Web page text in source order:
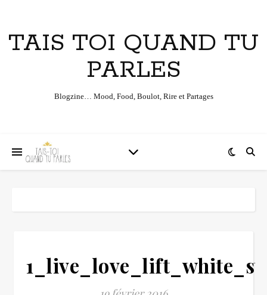
TAIS TOI QUAND TU
PARLES
Blogzine… Mood, Food, Boulot, Rire et Partages